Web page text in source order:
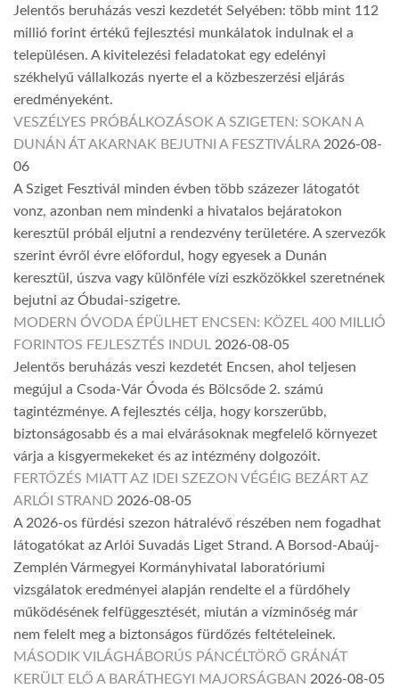
Jelentős beruházás veszi kezdetét Selyében: több mint 112
millió forint értékű fejlesztési munkálatok indulnak el a
településen. A kivitelezési feladatokat egy edelényi
székhelyű vállalkozás nyerte el a közbeszerzési eljárás
eredményeként.
VESZÉLYES PRÓBÁLKOZÁSOK A SZIGETEN: SOKAN A
DUNÁN ÁT AKARNAK BEJUTNI A FESZTIVÁLRA 2026-08-
06
A Sziget Fesztivál minden évben több százezer látogatót
vonz, azonban nem mindenki a hivatalos bejáratokon
keresztül próbál eljutni a rendezvény területére. A szervezők
szerint évről évre előfordul, hogy egyesek a Dunán
keresztül, úszva vagy különféle vízi eszközökkel szeretnének
bejutni az Óbudai-szigetre.
MODERN ÓVODA ÉPÜLHET ENCSEN: KÖZEL 400 MILLIÓ
FORINTOS FEJLESZTÉS INDUL 2026-08-05
Jelentős beruházás veszi kezdetét Encsen, ahol teljesen
megújul a Csoda-Vár Óvoda és Bölcsőde 2. számú
tagintézménye. A fejlesztés célja, hogy korszerűbb,
biztonságosabb és a mai elvárásoknak megfelelő környezet
várja a kisgyermekeket és az intézmény dolgozóit.
FERTŐZÉS MIATT AZ IDEI SZEZON VÉGÉIG BEZÁRT AZ
ARLÓI STRAND 2026-08-05
A 2026-os fürdési szezon hátralévő részében nem fogadhat
látogatókat az Arlói Suvadás Liget Strand. A Borsod-Abaúj-
Zemplén Vármegyei Kormányhivatal laboratóriumi
vizsgálatok eredményei alapján rendelte el a fürdőhely
működésének felfüggesztését, miután a vízminőség már
nem felelt meg a biztonságos fürdőzés feltételeinek.
MÁSODIK VILÁGHÁBORÚS PÁNCÉLTÖRŐ GRÁNÁT
KERÜLT ELŐ A BARÁTHEGYI MAJORSÁGBAN 2026-08-05